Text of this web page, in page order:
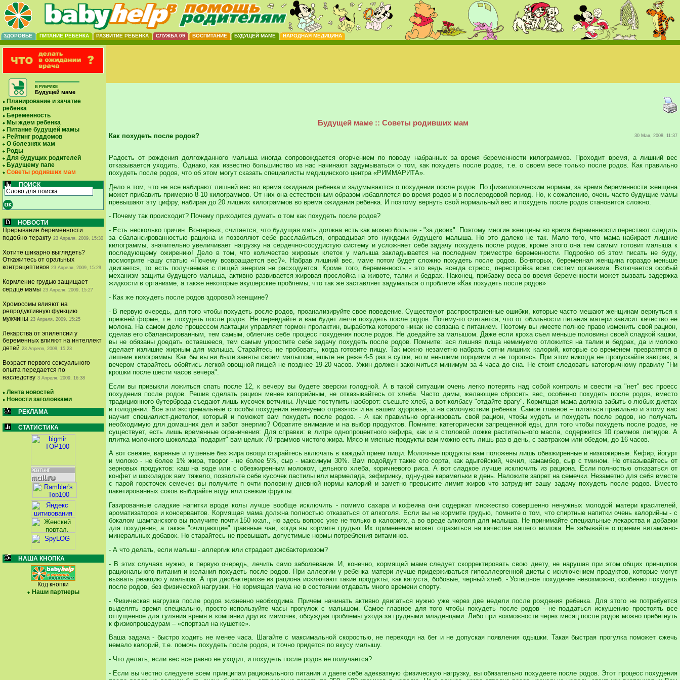
ЗДОРОВЬЕ ПИТАНИЕ РЕБЕНКА РАЗВИТИЕ РЕБЕНКА СЛУЖБА 09 ВОСПИТАНИЕ БУДУЩЕЙ МАМЕ НАРОДНАЯ МЕДИЦИНА
В РУБРИКЕ
Будущей маме
Планирование и зачатие
ребенка
Беременность
Мы ждем ребенка
Питание будущей мамы
Рейтинг роддомов
О болезнях мам
Роды
Для будущих родителей
Будущему папе
Советы родивших мам
ПОИСК
НОВОСТИ
Прерывание беременности
подобно теракту 23 Апреля, 2009, 15:30
Хотите шикарно выглядеть?
Откажитесь от оральных
контрацептивов 23 Апреля, 2009, 15:29
Кормление грудью защищает
сердце мамы 23 Апреля, 2009, 15:27
Хромосомы влияют на
репродуктивную функцию
мужчины 23 Апреля, 2009, 15:25
Лекарства от эпилепсии у
беременных влияют на интеллект
детей 23 Апреля, 2009, 15:23
Возраст первого сексуального
опыта передается по
наследству 3 Апреля, 2009, 16:38
Лента новостей
Новости заголовками
РЕКЛАМА
СТАТИСТИКА
НАША КНОПКА
Код кнопки
Наши партнеры
Будущей маме :: Советы родивших мам
Как похудеть после родов? 30 Мая, 2008, 11:37
Радость от рождения долгожданного малыша иногда сопровождается огорчением по поводу набранных за время беременности килограммов. Проходит время, а лишний вес
отказывается уходить. Однако, как известно большинство из нас начинают задумываться о том, как похудеть после родов, т.е. о своем весе только после родов. Как правильно
похудеть после родов, что об этом могут сказать специалисты медицинского центра «РИММАРИТА».
Дело в том, что не все набирают лишний вес во время ожидания ребенка и задумываются о похудении после родов. По физиологическим нормам, за время беременности женщина
может прибавить примерно 8-10 килограммов. От них она естественным образом избавляется во время родов и в послеродовой период. Но, к сожалению, очень часто будущие мамы
превышают эту цифру, набирая до 20 лишних килограммов во время ожидания ребенка. И поэтому вернуть свой нормальный вес и похудеть после родов становится сложно.
- Почему так происходит? Почему приходится думать о том как похудеть после родов?
- Есть несколько причин. Во-первых, считается, что будущая мать должна есть как можно больше - "за двоих". Поэтому многие женщины во время беременности перестают следить
за сбалансированностью рациона и позволяют себе расслабиться, оправдывая это нуждами будущего малыша. Но это далеко не так. Мало того, что мама набирает лишние
килограммы, значительно увеличивает нагрузку на сердечно-сосудистую систему и усложняет себе задачу похудеть после родов, кроме этого она тем самым готовит малыша к
последующему ожирению! Дело в том, что количество жировых клеток у малыша закладывается на последнем триместре беременности. Подробно об этом писать не буду,
посмотрите нашу статью «Почему возвращается вес?». Набрав лишний вес, маме потом будет сложно похудеть после родов. Во-вторых, беременная женщина гораздо меньше
двигается, то есть получаемая с пищей энергия не расходуется. Кроме того, беременность - это ведь всегда стресс, перестройка всех систем организма. Включается особый
механизм защиты будущего малыша, активно развивается жировая прослойка на животе, талии и бедрах. Наконец, прибавку веса во время беременности может вызвать задержка
жидкости в организме, а также некоторые акушерские проблемы, что так же заставляет задуматься о проблеме «Как похудеть после родов»
- Как же похудеть после родов здоровой женщине?
- В первую очередь, для того чтобы похудеть росле родов, проанализируйте свое поведение. Существуют распространенные ошибки, которые часто мешают женщинам вернуться к
прежней форме, т.е. похудеть после родов. Не переедайте и вам будет легче похудеть после родов. Почему-то считается, что от обильности питания матери зависит качество ее
молока. На самом деле процессом лактации управляет гормон пролактин, выработка которого никак не связана с питанием. Поэтому вы имеете полное право изменить свой рацион,
сделав его сбалансированным, тем самым, облегчив себе процесс похудения после родов. Не доедайте за малышом. Даже если кроха съел меньше половины своей сладкой кашки,
вы не обязаны доедать оставшееся, тем самым упростите себе задачу похудеть после родов. Помните: вся лишняя пища неминуемо отложится на талии и бедрах, да и молоко
сделает излишне жирным для малыша. Старайтесь не пробовать, когда готовите пищу. Так можно незаметно набрать сотни лишних калорий, которые со временем превратятся в
лишние килограммы. Как бы вы ни были заняты своим малышом, ешьте не реже 4-5 раз в сутки, но м еньшими порциями и не торопясь. При этом никогда не пропускайте завтрак, а
вечером старайтесь обойтись легкой овощной пищей не позднее 19-20 часов. Ужин должен закончиться минимум за 4 часа до сна. Не стоит следовать категоричному правилу "Ни
крошки после шести часов вечера".
Если вы привыкли ложиться спать после 12, к вечеру вы будете зверски голодной. А в такой ситуации очень легко потерять над собой контроль и свести на "нет" вес проесс
похудения после родов. Решив сделать рацион менее калорийным, не отказывайтесь от хлеба. Часто дамы, желающие сбросить вес, особенно похудеть после родов, вместо
традиционного бутерброда съедают лишь кусочек ветчины. Лучше поступить наоборот: съешьте хлеб, а вот колбасу "отдайте врагу". Кормящая мама должна забыть о любых диетах
и голодании. Все эти экстремальные способы похудения неминуемо отразятся и на вашем здоровье, и на самочувствии ребенка. Самое главное – питаться правильно и этому вас
научит специалист-диетолог, который и поможет вам похудеть после родов. - А как правильно организовать свой рацион, чтобы худеть и похудеть после родов, но получать
необходимую для домашних дел и забот энергию? Обратите внимание и на выбор продуктов. Помните: категорически запрещенной еды, для того чтобы похудеть после родов, не
существует, есть лишь временные ограничения: Для справки: в литре однопроцентного кефира, как и в столовой ложке растительного масла, содержится 10 граммов липидов. А
плитка молочного шоколада "подарит" вам целых 70 граммов чистого жира. Мясо и мясные продукты вам можно есть лишь раз в день, с завтраком или обедом, до 16 часов.
А вот свежие, вареные и тушеные без жира овощи старайтесь включать в каждый прием пищи. Молочные продукты вам положены лишь обезжиренные и низкожирные. Кефир, йогурт
и молоко - не более 1% жира, творог - не более 5%, сыр - максимум 30%. Вам подойдут такие его сорта, как адыгейский, чечил, камамбер, сыр с тмином. Не отказывайтесь от
зерновых продуктов: каш на воде или с обезжиренным молоком, цельного хлеба, коричневого риса. А вот сладкое лучше исключить из рациона. Если полностью отказаться от
конфет и шоколадок вам тяжело, позвольте себе кусочек пастилы или мармелада, зефиринку, одну-две карамельки в день. Наложите запрет на семечки. Незаметно для себя вместе
с парой горсточек семечек вы получите п очти половину дневной нормы калорий и заметно превысите лимит жиров что затруднит вашу задачу похудеть после родов. Вместо
пакетированных соков выбирайте воду или свежие фрукты.
Газированные сладкие напитки вроде колы лучше вообще исключить - помимо сахара и кофеина они содержат множество совершенно ненужных молодой матери красителей,
ароматизаторов и консервантов. Кормящая мама должна полностью отказаться от алкоголя. Если вы не кормите грудью, помните о том, что спиртные напитки очень калорийны - с
бокалом шампанского вы получите почти 150 ккал., но здесь вопрос уже не только в калориях, а во вреде алкоголя для малыша. Не принимайте специальные лекарства и добавки
для похудения, а также "очищающие" травяные чаи, когда вы кормите грудью. Их применение может отразиться на качестве вашего молока. Не забывайте о приеме витаминно-
минеральных добавок. Но старайтесь не превышать допустимые нормы потребления витаминов.
- А что делать, если малыш - аллергик или страдает дисбактериозом?
- В этих случаях нужно, в первую очередь, лечить само заболевание. И, конечно, кормящей маме следует скорректировать свою диету, не нарушая при этом общих принципов
рационального питания и желания похудеть после родов. При аллергии у ребенка матери лучше придерживаться гипоаллергенной диеты с исключением продуктов, которые могут
вызвать реакцию у малыша. А при дисбактериозе из рациона исключают такие продукты, как капуста, бобовые, черный хлеб. - Успешное похудение невозможно, особенно похудеть
после родов, без физической нагрузки. Но кормящая мама не в состоянии отдавать много времени спорту.
- Физическая нагрузка после родов жизненно необходима. Причем начинать активно двигаться нужно уже через две недели после рождения ребенка. Для этого не потребуется
выделять время специально, просто используйте часы прогулок с малышом. Самое главное для того чтобы похудеть после родов - не поддаться искушению простоять все
отпущенное для гуляния время в компании других мамочек, обсуждая проблемы ухода за грудными младенцами. Либо при возможности через месяц после родов можно прибегнуть
к физиопроцедурам – «спортзал на кушетке».
Ваша задача - быстро ходить не менее часа. Шагайте с максимальной скоростью, не переходя на бег и не допуская появления одышки. Такая быстрая прогулка поможет сжечь
немало калорий, т.е. помочь похудеть после родов, и точно придется по вкусу малышу.
- Что делать, если вес все равно не уходит, и похудеть после родов не получается?
- Если вы честно следуете всем принципам рационального питания и даете себе адекватную физическую нагрузку, вы обязательно похудеете после родов. Этот процесс похудения